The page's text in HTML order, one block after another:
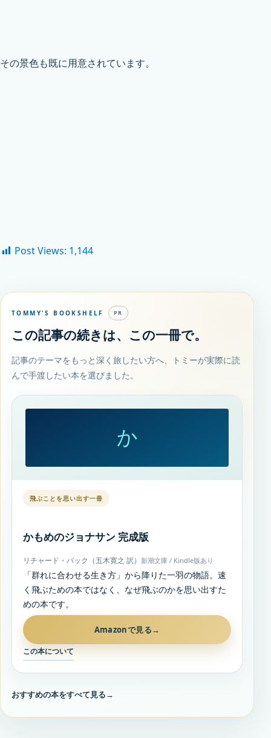
その景色も既に用意されています。
Post Views: 1,144
TOMMY'S BOOKSHELF PR
この記事の続きは、この一冊で。
記事のテーマをもっと深く旅したい方へ、トミーが実際に読
んで手渡したい本を選びました。
か
飛ぶことを思い出す一冊
かもめのジョナサン 完成版
リチャード・バック（五木寛之 訳） 新潮文庫 / Kindle版あり
「群れに合わせる生き方」から降りた一羽の物語。速
く飛ぶための本ではなく、なぜ飛ぶのかを思い出すた
めの本です。
Amazonで見る→
この本について
おすすめの本をすべて見る→